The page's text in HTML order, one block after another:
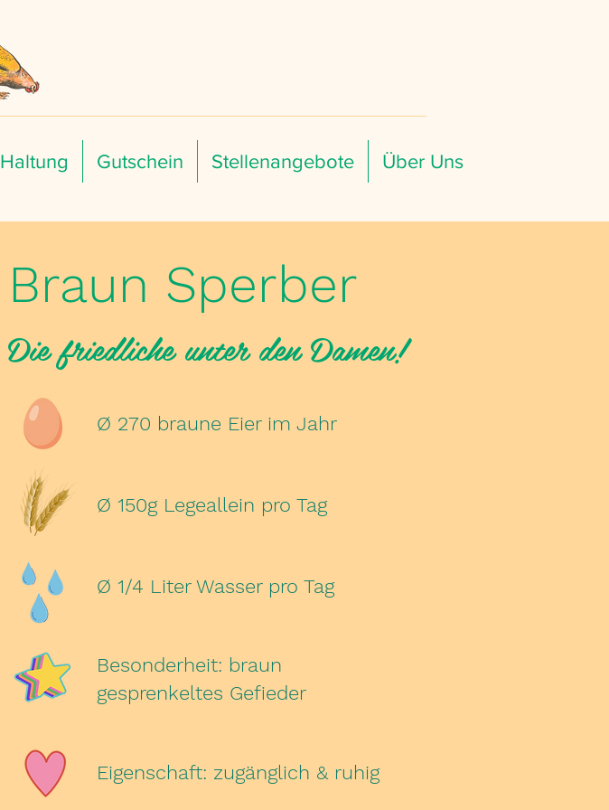
Haltung Gutschein Stellenangebote Über Uns
Braun Sperber
Die friedliche unter den Damen!
Ø 270 braune Eier im Jahr
Ø 150g Legeallein pro Tag
Ø 1/4 Liter Wasser pro Tag
Besonderheit: braun
gesprenkeltes Gefieder
Eigenschaft: zugänglich & ruhig